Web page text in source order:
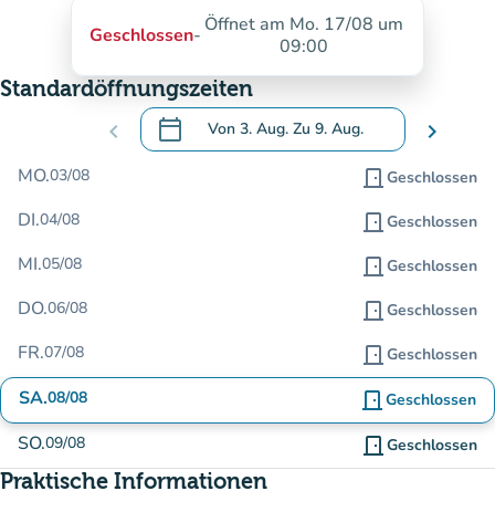
Geschlossen- Öffnet am Mo. 17/08 um
09:00
Standardöffnungszeiten
chevron_left calendar_today Von 3. Aug. Zu 9. Aug.
.Öffnen Sie den Kalender, um Daten zu
chevron_right
MO.03/08 door_front Geschlossen
DI.04/08 door_front Geschlossen
MI.05/08 door_front Geschlossen
DO.06/08 door_front Geschlossen
FR.07/08 door_front Geschlossen
SA.08/08 door_front Geschlossen
SO.09/08 door_front Geschlossen
Praktische Informationen